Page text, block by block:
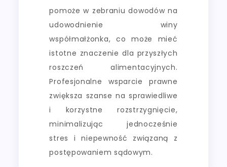
pomoże w zebraniu dowodów na
udowodnienie winy
współmałżonka, co może mieć
istotne znaczenie dla przyszłych
roszczeń alimentacyjnych.
Profesjonalne wsparcie prawne
zwiększa szanse na sprawiedliwe
i korzystne rozstrzygnięcie,
minimalizując jednocześnie
stres i niepewność związaną z
postępowaniem sądowym.